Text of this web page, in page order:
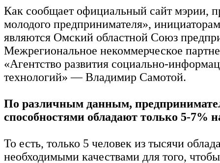
Как сообщает официальный сайт мэрии,
молодого предпринимателя»,
являются Омский областной Союз
Межрегиональное некоммерческое
«Агентство развития социально-
технологий» — Владимир Самотой.
По различным данным,
способностями обладают только 5-7%
То есть, только 5 человек из тысячи
необходимыми качествами для того, чтобы